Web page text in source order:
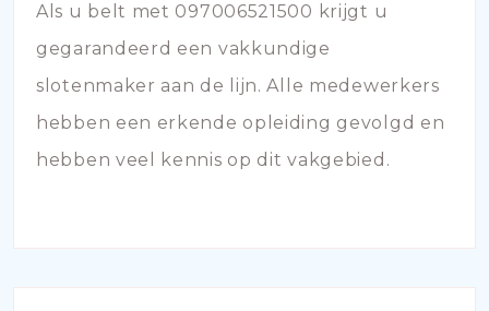
Als u belt met 097006521500 krijgt u
gegarandeerd een vakkundige
slotenmaker aan de lijn. Alle medewerkers
hebben een erkende opleiding gevolgd en
hebben veel kennis op dit vakgebied.